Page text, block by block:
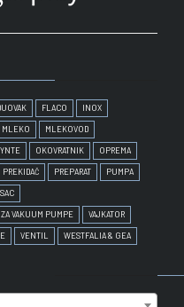
FLACO INOX
MLEKO MLEKOVOD
OKOVRATNIK OPREMA
PREKIDAČ PREPARAT PUMPA
SAC
VAKUUM PUMPE VAJKATOR
VENTIL WESTFALIA & GEA